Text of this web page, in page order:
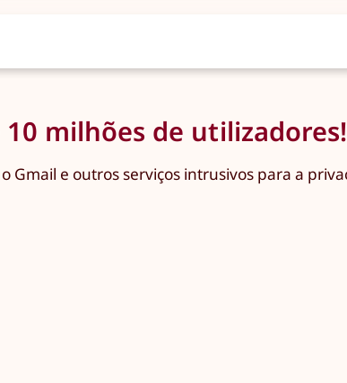
milhões de utilizadores!
e outros serviços intrusivos para a